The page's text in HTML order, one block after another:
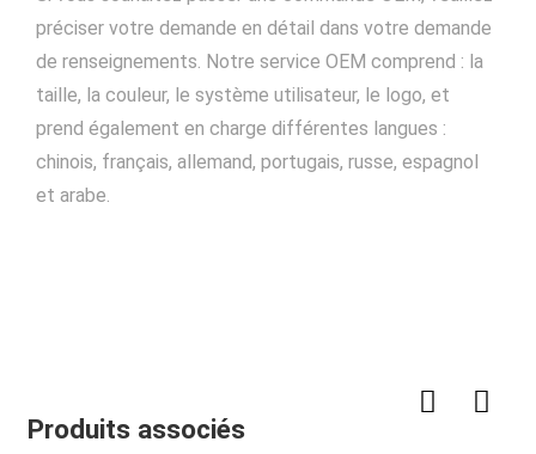
préciser votre demande en détail dans votre demande
de renseignements. Notre service OEM comprend : la
taille, la couleur, le système utilisateur, le logo, et
prend également en charge différentes langues :
chinois, français, allemand, portugais, russe, espagnol
et arabe.
Produits associés